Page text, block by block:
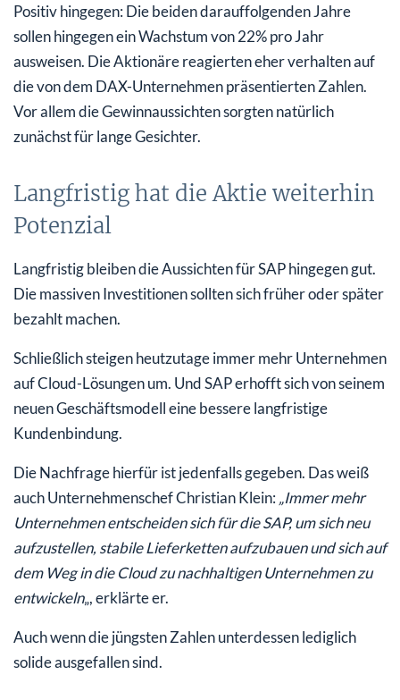
Positiv hingegen: Die beiden darauffolgenden Jahre
sollen hingegen ein Wachstum von 22% pro Jahr
ausweisen. Die Aktionäre reagierten eher verhalten auf
die von dem DAX-Unternehmen präsentierten Zahlen.
Vor allem die Gewinnaussichten sorgten natürlich
zunächst für lange Gesichter.
Langfristig hat die Aktie weiterhin
Potenzial
Langfristig bleiben die Aussichten für SAP hingegen gut.
Die massiven Investitionen sollten sich früher oder später
bezahlt machen.
Schließlich steigen heutzutage immer mehr Unternehmen
auf Cloud-Lösungen um. Und SAP erhofft sich von seinem
neuen Geschäftsmodell eine bessere langfristige
Kundenbindung.
Die Nachfrage hierfür ist jedenfalls gegeben. Das weiß
auch Unternehmenschef Christian Klein: „Immer mehr
Unternehmen entscheiden sich für die SAP, um sich neu
aufzustellen, stabile Lieferketten aufzubauen und sich auf
dem Weg in die Cloud zu nachhaltigen Unternehmen zu
entwickeln„, erklärte er.
Auch wenn die jüngsten Zahlen unterdessen lediglich
solide ausgefallen sind.